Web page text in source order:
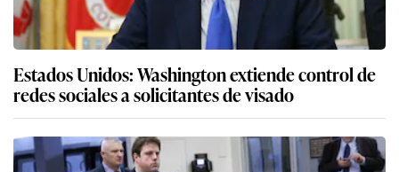
Estados Unidos: Washington extiende control de
redes sociales a solicitantes de visado